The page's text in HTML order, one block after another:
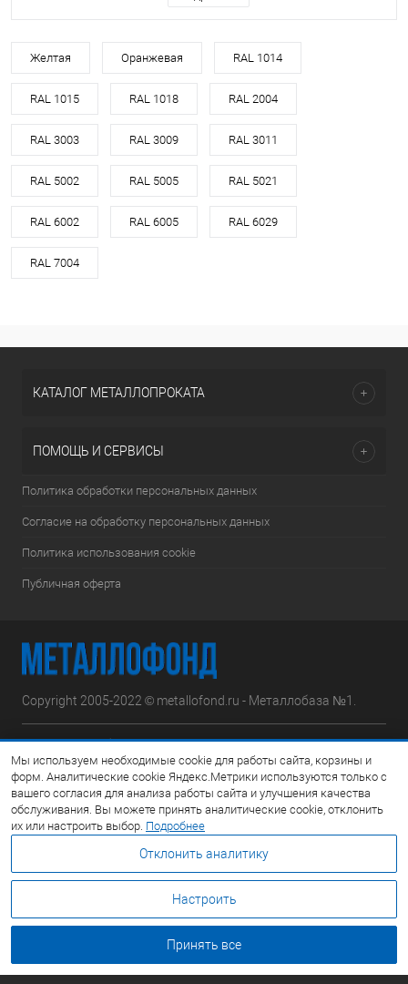
Желтая Оранжевая RAL 1014
RAL 1015 RAL 1018 RAL 2004
RAL 3003 RAL 3009 RAL 3011
RAL 5002 RAL 5005 RAL 5021
RAL 6002 RAL 6005 RAL 6029
RAL 7004
КАТАЛОГ МЕТАЛЛОПРОКАТА
ПОМОЩЬ И СЕРВИСЫ
Политика обработки персональных данных
Согласие на обработку персональных данных
Политика использования cookie
Публичная оферта
Copyright 2005-2022 © metallofond.ru - Металлобаза №1.
Московская область, Ступинский р-н, д.Сотниково,
ул.Железнодорожная, вл.30
Посмотреть на карте
8 (495) 308-42-78
Email:info@metallofond.ru
Мы используем необходимые cookie для работы сайта, корзины и
форм. Аналитические cookie Яндекс.Метрики используются только с
вашего согласия для анализа работы сайта и улучшения качества
обслуживания. Вы можете принять аналитические cookie, отклонить
их или настроить выбор. Подробнее
Отклонить аналитику
Настроить
Принять все